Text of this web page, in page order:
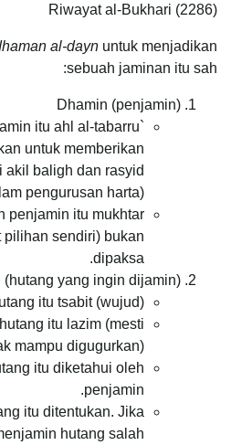
Riwayat al-Bukhari (2286)
al-dayn untuk menjadikan
sebuah jaminan itu sah:
Dhamin (penjamin)
itu ahl al-tabarru`
untuk memberikan
akil baligh dan rasyid
pengurusan harta).
penjamin itu mukhtar
pilihan sendiri) bukan
dipaksa.
(hutang yang ingin dijamin)
itu tsabit (wujud).
itu lazim (mesti
mampu digugurkan).
itu diketahui oleh
penjamin.
itu ditentukan. Jika
hutang salah